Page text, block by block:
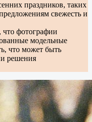
праздников, таких
свежесть и
фотографии
модельные
что может быть
решения